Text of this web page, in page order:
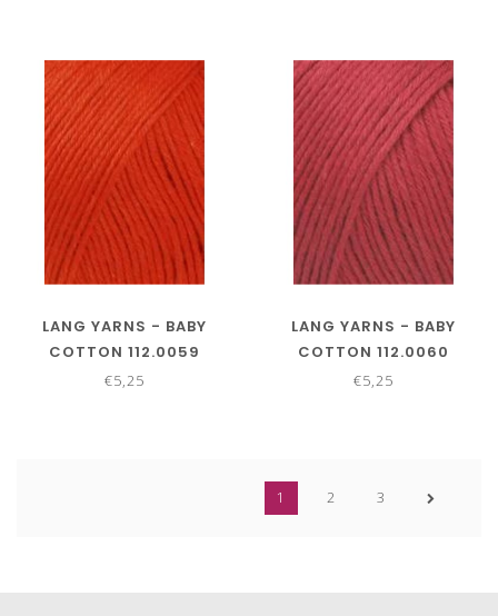
LANG YARNS - BABY
COTTON 112.0059
€5,25
LANG YARNS - BABY
COTTON 112.0060
€5,25
1 2 3